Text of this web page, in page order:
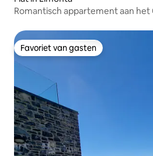
Romantisch appartement aan
Favoriet van gasten
Favoriet van gasten